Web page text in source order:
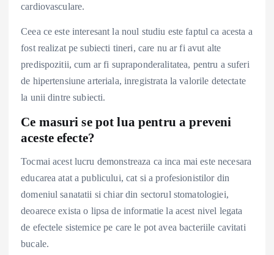
cardiovasculare.
Ceea ce este interesant la noul studiu este faptul ca acesta a
fost realizat pe subiecti tineri, care nu ar fi avut alte
predispozitii, cum ar fi supraponderalitatea, pentru a suferi
de hipertensiune arteriala, inregistrata la valorile detectate
la unii dintre subiecti.
Ce masuri se pot lua pentru a preveni
aceste efecte?
Tocmai acest lucru demonstreaza ca inca mai este necesara
educarea atat a publicului, cat si a profesionistilor din
domeniul sanatatii si chiar din sectorul stomatologiei,
deoarece exista o lipsa de informatie la acest nivel legata
de efectele sistemice pe care le pot avea bacteriile cavitati
bucale.